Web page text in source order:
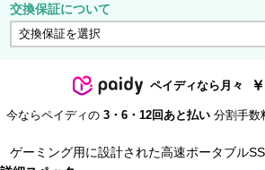
交換保証について
ペイディなら月々
今ならペイディの 3・6・12回あと払い 分割手
ゲーミング用に設計された高速ポータブル